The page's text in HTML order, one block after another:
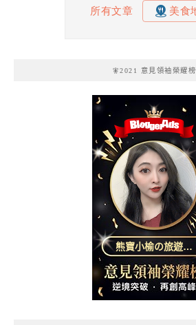
🧚2021 意見領袖榮耀榜
熊寶小榆の旅遊日
記